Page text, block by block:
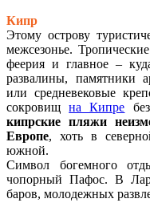
Кипр
Этому острову
межсезонье.
феерия и главное –
развалины, памятники
или средневековые
сокровищна Кипре
кипрские пляжи
Европе, хоть в
южной.
Символ богемного
чопорный Пафос. В
баров, молодежных